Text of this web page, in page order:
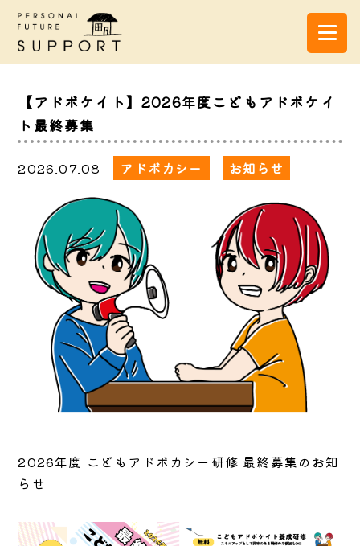
【アドボケイト】2026年度こどもアドボケイ
ト最終募集
2026.07.08 アドボカシー お知らせ
2026年度 こどもアドボカシー研修 最終募集のお知
らせ